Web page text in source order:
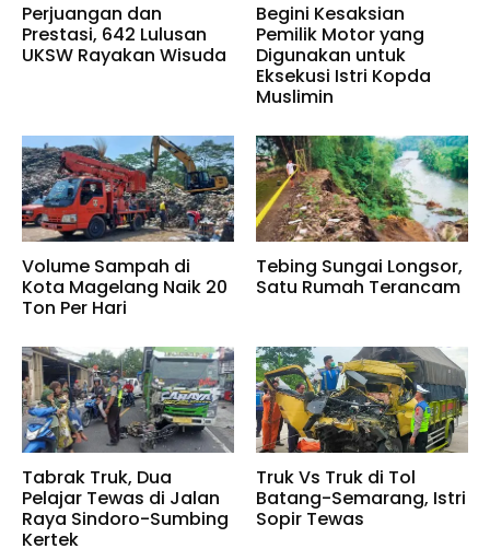
Perjuangan dan
Prestasi, 642 Lulusan
UKSW Rayakan Wisuda
Begini Kesaksian
Pemilik Motor yang
Digunakan untuk
Eksekusi Istri Kopda
Muslimin
Volume Sampah di
Kota Magelang Naik 20
Ton Per Hari
Tebing Sungai Longsor,
Satu Rumah Terancam
Tabrak Truk, Dua
Pelajar Tewas di Jalan
Raya Sindoro-Sumbing
Kertek
Truk Vs Truk di Tol
Batang-Semarang, Istri
Sopir Tewas